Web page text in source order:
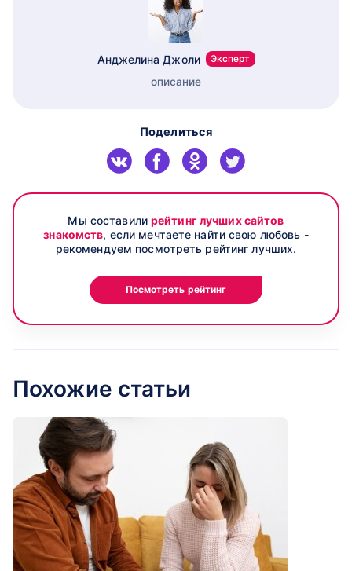
Анджелина Джоли Эксперт
описание
Поделиться
Мы составилирейтинг лучших сайтов
знакомств, если мечтаете найти свою любовь -
рекомендуем посмотреть рейтинг лучших.
Посмотреть рейтинг
Похожие статьи